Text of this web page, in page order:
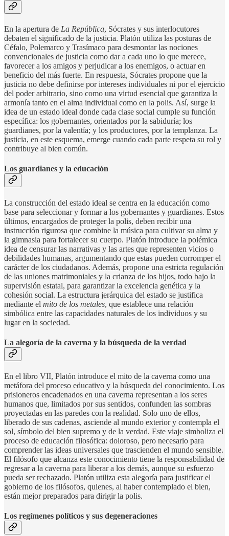
En la apertura de La República, Sócrates y sus interlocutores
debaten el significado de la justicia. Platón utiliza las posturas de
Céfalo, Polemarco y Trasímaco para desmontar las nociones
convencionales de justicia como dar a cada uno lo que merece,
favorecer a los amigos y perjudicar a los enemigos, o actuar en
beneficio del más fuerte. En respuesta, Sócrates propone que la
justicia no debe definirse por intereses individuales ni por el ejercicio
del poder arbitrario, sino como una virtud esencial que garantiza la
armonía tanto en el alma individual como en la polis. Así, surge la
idea de un estado ideal donde cada clase social cumple su función
específica: los gobernantes, orientados por la sabiduría; los
guardianes, por la valentía; y los productores, por la templanza. La
justicia, en este esquema, emerge cuando cada parte respeta su rol y
contribuye al bien común.
Los guardianes y la educación
La construcción del estado ideal se centra en la educación como
base para seleccionar y formar a los gobernantes y guardianes. Estos
últimos, encargados de proteger la polis, deben recibir una
instrucción rigurosa que combine la música para cultivar su alma y
la gimnasia para fortalecer su cuerpo. Platón introduce la polémica
idea de censurar las narrativas y las artes que representen vicios o
debilidades humanas, argumentando que estas pueden corromper el
carácter de los ciudadanos. Además, propone una estricta regulación
de las uniones matrimoniales y la crianza de los hijos, todo bajo la
supervisión estatal, para garantizar la excelencia genética y la
cohesión social. La estructura jerárquica del estado se justifica
mediante el mito de los metales, que establece una relación
simbólica entre las capacidades naturales de los individuos y su
lugar en la sociedad.
La alegoría de la caverna y la búsqueda de la verdad
En el libro VII, Platón introduce el mito de la caverna como una
metáfora del proceso educativo y la búsqueda del conocimiento. Los
prisioneros encadenados en una caverna representan a los seres
humanos que, limitados por sus sentidos, confunden las sombras
proyectadas en las paredes con la realidad. Solo uno de ellos,
liberado de sus cadenas, asciende al mundo exterior y contempla el
sol, símbolo del bien supremo y de la verdad. Este viaje simboliza el
proceso de educación filosófica: doloroso, pero necesario para
comprender las ideas universales que trascienden el mundo sensible.
El filósofo que alcanza este conocimiento tiene la responsabilidad de
regresar a la caverna para liberar a los demás, aunque su esfuerzo
pueda ser rechazado. Platón utiliza esta alegoría para justificar el
gobierno de los filósofos, quienes, al haber contemplado el bien,
están mejor preparados para dirigir la polis.
Los regímenes políticos y sus degeneraciones